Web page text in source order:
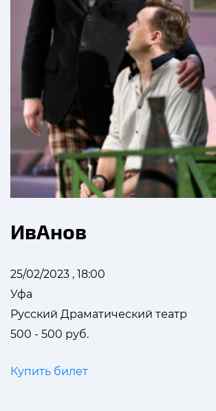
ИвАнов
25/02/2023 , 18:00
Уфа
Русский Драматический театр
500 - 500 руб.
Купить билет